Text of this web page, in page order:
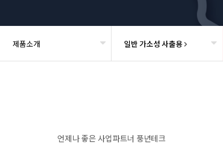
제품소개 일반 가소성 사출용
언제나 좋은 사업파트너 풍년테크